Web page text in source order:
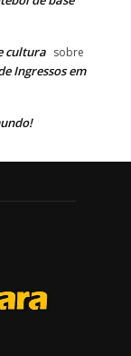
cultura sobre
Ingressos em